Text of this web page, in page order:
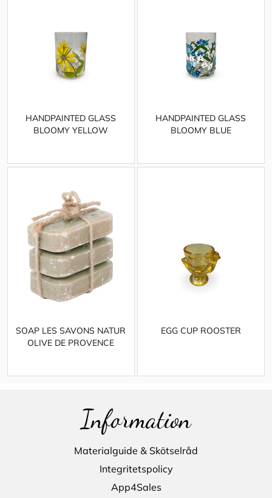
HANDPAINTED GLASS
BLOOMY YELLOW
HANDPAINTED GLASS
BLOOMY BLUE
SOAP LES SAVONS NATUR
OLIVE DE PROVENCE
EGG CUP ROOSTER
Information
Materialguide & Skötselråd
Integritetspolicy
App4Sales